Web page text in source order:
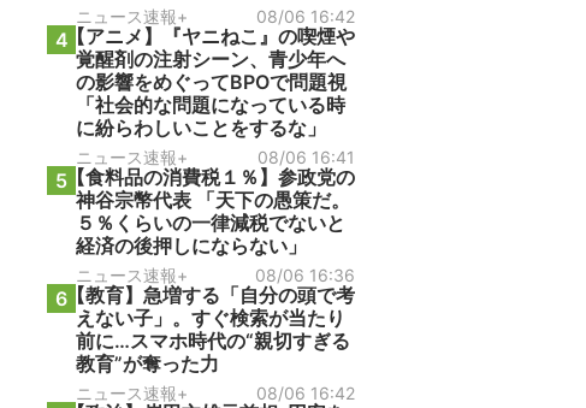
ニュース速報+ 08/06 16:42
4【アニメ】『ヤニねこ』の喫煙や
覚醒剤の注射シーン、青少年へ
の影響をめぐってBPOで問題視
「社会的な問題になっている時
に紛らわしいことをするな」
ニュース速報+ 08/06 16:41
5【食料品の消費税１％】参政党の
神谷宗幣代表 「天下の愚策だ。
５％くらいの一律減税でないと
経済の後押しにならない」
ニュース速報+ 08/06 16:36
6【教育】急増する「自分の頭で考
えない子」。すぐ検索が当たり
前に…スマホ時代の“親切すぎる
教育”が奪った力
ニュース速報+ 08/06 16:42